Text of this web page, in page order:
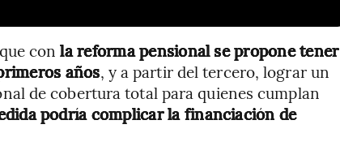
con la reforma pensional se propone tener
años, y a partir del tercero, lograr un
de cobertura total para quienes cumplan
podría complicar la financiación de